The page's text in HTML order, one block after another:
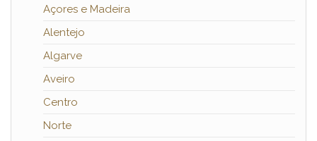
Açores e Madeira
Alentejo
Algarve
Aveiro
Centro
Norte